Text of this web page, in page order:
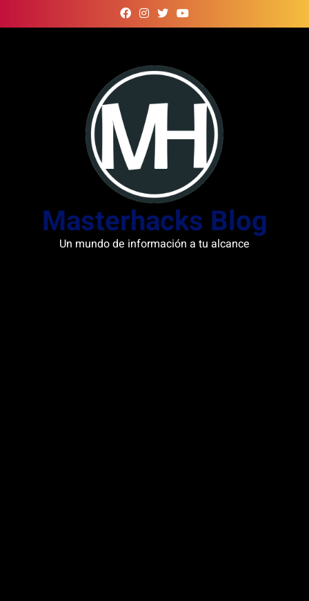
to
Masterhacks Blog
Un mundo de información a tu alcance